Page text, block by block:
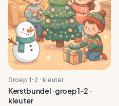
Groep 1-2 · kleuter
Kerstbundel · groep 1-2 ·
kleuter